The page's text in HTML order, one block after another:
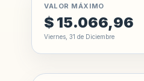
VALOR MÁXIMO
$ 15.066,96
Viernes, 31 de Diciembre